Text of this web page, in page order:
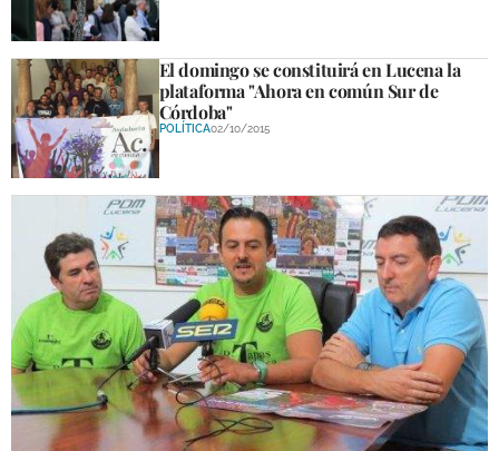
El domingo se constituirá en Lucena la
plataforma "Ahora en común Sur de
Córdoba"
POLÍTICA02/10/2015